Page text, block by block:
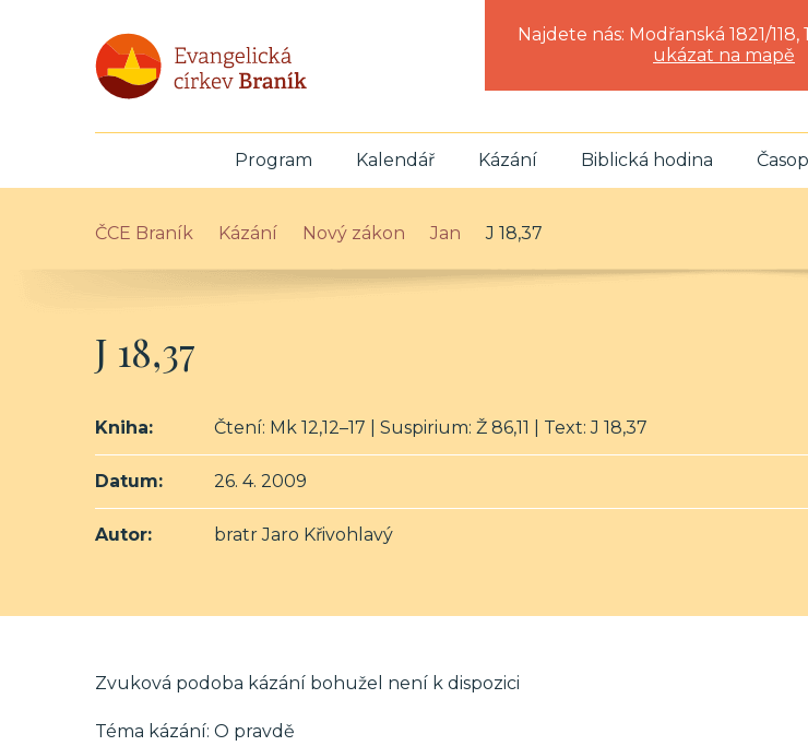
Najdete nás: Modřanská 1821/118,
ukázat na mapě
Program Kalendář Kázání Biblická hodina
ČCE Braník Kázání Nový zákon Jan J 18,37
J 18,37
Kniha: Čtení: Mk 12,12–17 | Suspirium: Ž 86,11 | Text: J 18,37
Datum: 26. 4. 2009
Autor: bratr Jaro Křivohlavý
Zvuková podoba kázání bohužel není k dispozici
Téma kázání: O pravdě